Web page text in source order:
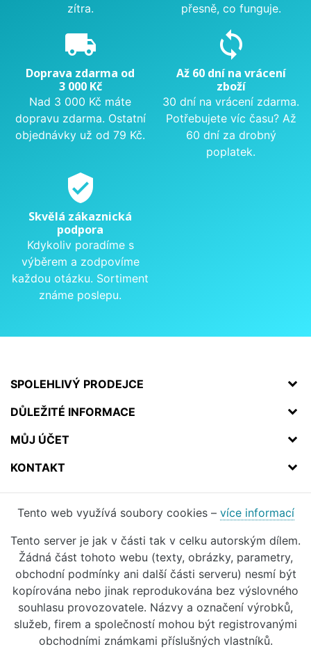
zítra.
přesně, co funguje.
local_shipping
Doprava zdarma od
3 000 Kč
Nad 3 000 Kč máte
dopravu zdarma. Ostatní
objednávky už od 79 Kč.
sync
Až 60 dní na vrácení
zboží
30 dní na vrácení zdarma.
Potřebujete víc času? Až
60 dní za drobný
poplatek.
verified_user
Skvělá zákaznická
podpora
Kdykoliv poradíme s
výběrem a zodpovíme
každou otázku. Sortiment
známe poslepu.
SPOLEHLIVÝ PRODEJCE
DŮLEŽITÉ INFORMACE
MŮJ ÚČET
KONTAKT
Tento web využívá soubory cookies – více informací
Tento server je jak v části tak v celku autorským dílem.
Žádná část tohoto webu (texty, obrázky, parametry,
obchodní podmínky ani další části serveru) nesmí být
kopírována nebo jinak reprodukována bez výslovného
souhlasu provozovatele. Názvy a označení výrobků,
služeb, firem a společností mohou být registrovanými
obchodními známkami příslušných vlastníků.